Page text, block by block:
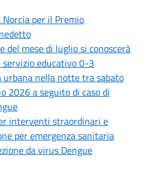
per il Premio
del mese di luglio si conoscerà
educativo 0-3
urbana nella notte tra sabato
2026 a seguito di caso di
interventi straordinari e
per emergenza sanitaria
da virus Dengue